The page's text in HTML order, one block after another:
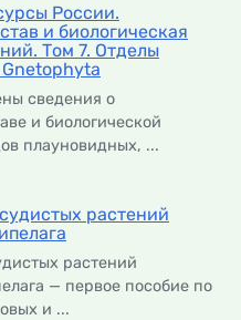
России.
и биологическая
Том 7. Отделы
сведения о
и биологической
плауновидных, ...
растений
растений
— первое пособие по
и ...